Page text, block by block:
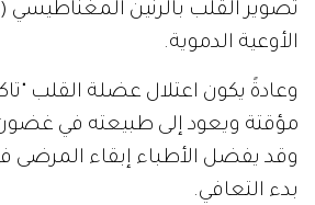
الأوعية الدموية.
وعادةً يكون اعتلال عضلة القلب
مؤقتة ويعود إلى طبيعته في غضون
وقد يفضل الأطباء إبقاء
بدء التعافي.